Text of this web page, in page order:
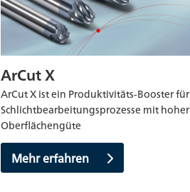
ArCut X
ArCut X ist ein Produktivitäts-Booster für
Schlichtbearbeitungsprozesse mit hoher
Oberflächengüte
Mehr erfahren